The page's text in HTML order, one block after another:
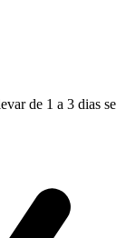
de 1 a 3 dias se